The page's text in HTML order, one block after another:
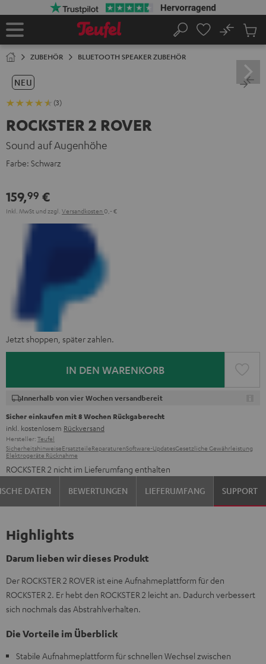
Startseite
Suche
No
ZUBEHÖR BLUETOOTH SPEAKER ZUBEHÖR
NEU
(3)
ROCKSTER 2 ROVER
Sound auf Augenhöhe
Farbe: Schwarz
159,99 €
Inkl. MwSt und zzgl. Versandkosten 0,‐ €
Jetzt shoppen, später zahlen.
IN DEN WARENKORB
Innerhalb von vier Wochen versandbereit
Sicher einkaufen mit 8 Wochen Rückgaberecht
inkl. kostenlosem Rückversand
Hersteller: Teufel
SicherheitshinweiseErsatzteileReparaturenSoftware-UpdatesGesetzliche Gewährleistung
Elektrogeräte Rücknahme
ROCKSTER 2 nicht im Lieferumfang enthalten
DATEN
BEWERTUNGEN LIEFERUMFANG SUPPORT
Highlights
Darum lieben wir dieses Produkt
Der ROCKSTER 2 ROVER ist eine Aufnahmeplattform für den
ROCKSTER 2. Er hebt den ROCKSTER 2 leicht an. Dadurch verbessert
sich nochmals das Abstrahlverhalten.
Die Vorteile im Überblick
Stabile Aufnahmeplattform für schnellen Wechsel zwischen